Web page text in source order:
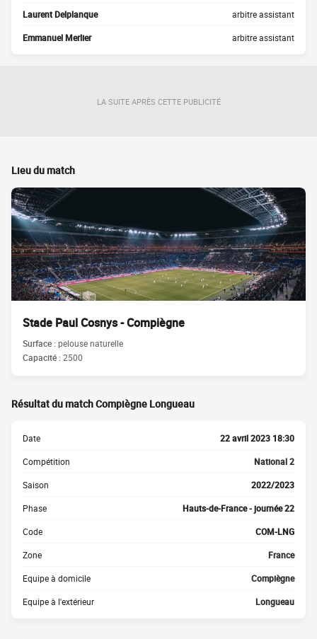
Laurent Delplanque arbitre assistant
Emmanuel Merlier arbitre assistant
LA SUITE APRÈS CETTE PUBLICITÉ
Lieu du match
Stade Paul Cosnys - Compiègne
Surface :pelouse naturelle
Capacité :2500
Résultat du match Compiègne Longueau
Date 22 avril 2023 18:30
Compétition National 2
Saison 2022/2023
Phase Hauts-de-France - journée 22
Code COM-LNG
Zone France
Equipe à domicile Compiègne
Equipe à l'extérieur Longueau